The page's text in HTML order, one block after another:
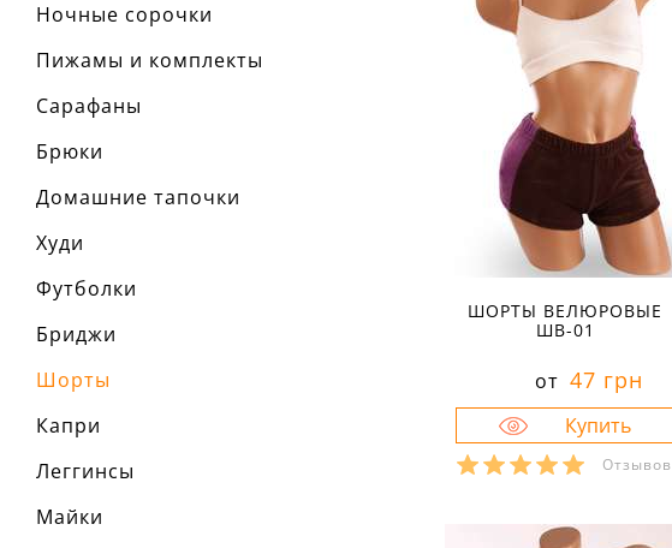
Ночные сорочки
Пижамы и комплекты
Сарафаны
Брюки
Домашние тапочки
Худи
Футболки
Бриджи
Шорты
Капри
Леггинсы
Майки
ШОРТЫ ВЕЛЮРОВЫЕ
ШВ-01
от 47 грн
Отзывов
40